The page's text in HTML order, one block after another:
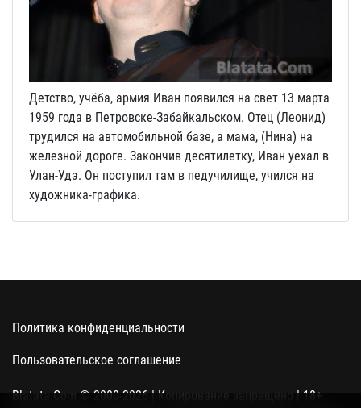
Детство, учёба, армия Иван появился на свет 13 марта
1959 года в Петровске-Забайкальском. Отец (Леонид)
трудился на автомобильной базе, а мама, (Нина) на
железной дороге. Закончив десятилетку, Иван уехал в
Улан-Удэ. Он поступил там в педучилище, учился на
художника-графика.
Политика конфиденциальности
Пользовательское соглашение
Blatata.Com © 2000-2026 | Копирование запрещено | 18+